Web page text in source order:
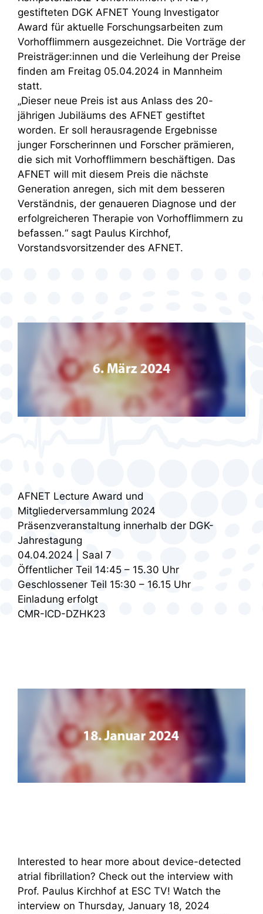
gestifteten DGK AFNET Young Investigator
Award für aktuelle Forschungsarbeiten zum
Vorhofflimmern ausgezeichnet. Die Vorträge der
Preisträger:innen und die Verleihung der Preise
finden am Freitag 05.04.2024 in Mannheim
statt.
„Dieser neue Preis ist aus Anlass des 20-
jährigen Jubiläums des AFNET gestiftet
worden. Er soll herausragende Ergebnisse
junger Forscherinnen und Forscher prämieren,
die sich mit Vorhofflimmern beschäftigen. Das
AFNET will mit diesem Preis die nächste
Generation anregen, sich mit dem besseren
Verständnis, der genaueren Diagnose und der
erfolgreicheren Therapie von Vorhofflimmern zu
befassen.“ sagt Paulus Kirchhof,
Vorstandsvorsitzender des AFNET.
AFNET Lecture Award und
Mitgliederversammlung 2024
Präsenzveranstaltung innerhalb der DGK-
Jahrestagung
04.04.2024 | Saal 7
Öffentlicher Teil 14:45 – 15.30 Uhr
Geschlossener Teil 15:30 – 16.15 Uhr
Einladung erfolgt
CMR-ICD-DZHK23
Interested to hear more about device-detected
atrial fibrillation? Check out the interview with
Prof. Paulus Kirchhof at ESC TV! Watch the
interview on Thursday, January 18, 2024